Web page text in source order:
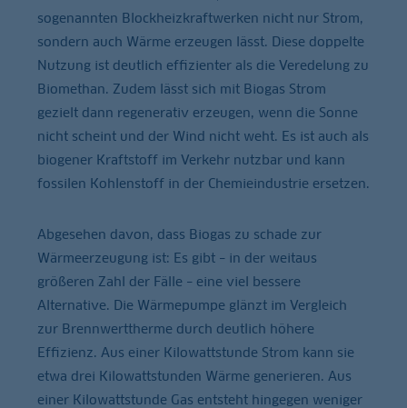
sogenannten Blockheizkraftwerken nicht nur Strom,
sondern auch Wärme erzeugen lässt. Diese doppelte
Nutzung ist deutlich effizienter als die Veredelung zu
Biomethan. Zudem lässt sich mit Biogas Strom
gezielt dann regenerativ erzeugen, wenn die Sonne
nicht scheint und der Wind nicht weht. Es ist auch als
biogener Kraftstoff im Verkehr nutzbar und kann
fossilen Kohlenstoff in der Chemieindustrie ersetzen.
Abgesehen davon, dass Biogas zu schade zur
Wärmeerzeugung ist: Es gibt – in der weitaus
größeren Zahl der Fälle – eine viel bessere
Alternative. Die Wärmepumpe glänzt im Vergleich
zur Brennwerttherme durch deutlich höhere
Effizienz. Aus einer Kilowattstunde Strom kann sie
etwa drei Kilowattstunden Wärme generieren. Aus
einer Kilowattstunde Gas entsteht hingegen weniger